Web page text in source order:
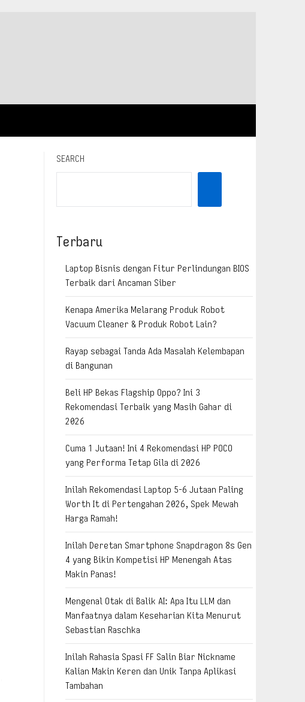
SEARCH
Terbaru
Laptop Bisnis dengan Fitur Perlindungan BIOS
Terbaik dari Ancaman Siber
Kenapa Amerika Melarang Produk Robot
Vacuum Cleaner & Produk Robot Lain?
Rayap sebagai Tanda Ada Masalah Kelembapan
di Bangunan
Beli HP Bekas Flagship Oppo? Ini 3
Rekomendasi Terbaik yang Masih Gahar di
2026
Cuma 1 Jutaan! Ini 4 Rekomendasi HP POCO
yang Performa Tetap Gila di 2026
Inilah Rekomendasi Laptop 5-6 Jutaan Paling
Worth It di Pertengahan 2026, Spek Mewah
Harga Ramah!
Inilah Deretan Smartphone Snapdragon 8s Gen
4 yang Bikin Kompetisi HP Menengah Atas
Makin Panas!
Mengenal Otak di Balik AI: Apa Itu LLM dan
Manfaatnya dalam Keseharian Kita Menurut
Sebastian Raschka
Inilah Rahasia Spasi FF Salin Biar Nickname
Kalian Makin Keren dan Unik Tanpa Aplikasi
Tambahan